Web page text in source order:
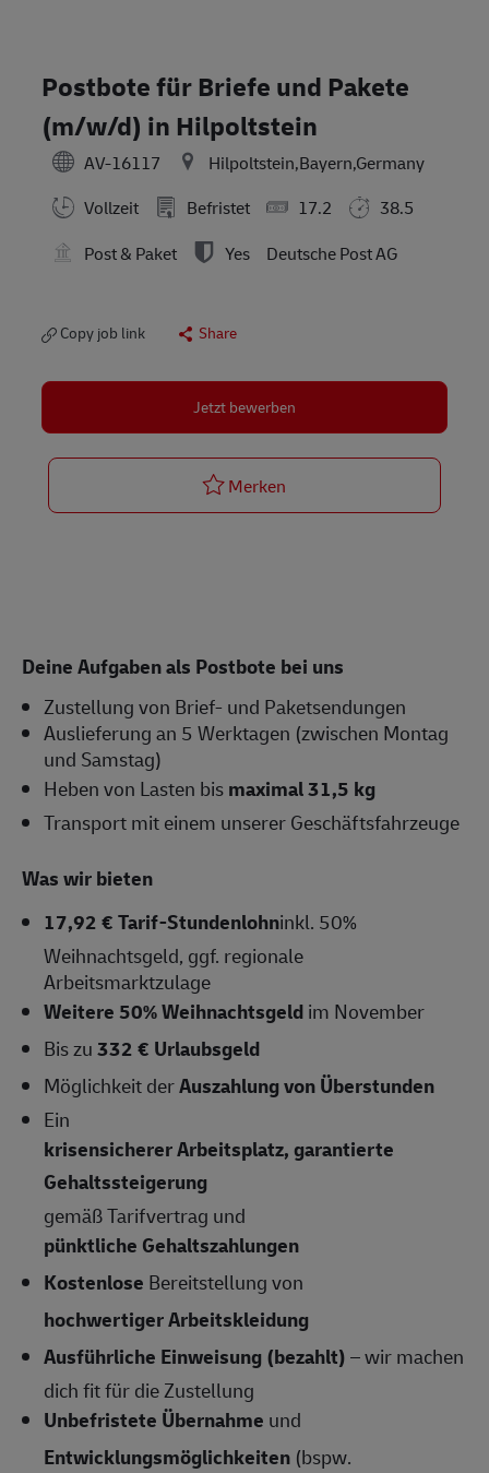
Postbote für Briefe und Pakete
(m/w/d) in Hilpoltstein
AV-16117
Hilpoltstein,Bayern,Germany
Vollzeit
Befristet 17.2
38.5
Post & Paket
Yes Deutsche Post AG
Copy job link Share
Jetzt bewerben
Merken
Deine Aufgaben als Postbote bei uns
Zustellung von Brief- und Paketsendungen
Auslieferung an 5 Werktagen (zwischen Montag
und Samstag)
Heben von Lasten bismaximal 31,5 kg
Transport mit einem unserer Geschäftsfahrzeuge
Was wir bieten
17,92 € Tarif-Stundenlohninkl. 50%
Weihnachtsgeld, ggf. regionale
Arbeitsmarktzulage
Weitere 50% Weihnachtsgeldim November
Bis zu332 € Urlaubsgeld
Möglichkeit derAuszahlung von Überstunden
Ein
krisensicherer Arbeitsplatz, garantierte
Gehaltssteigerung
gemäß Tarifvertrag und
pünktliche Gehaltszahlungen
Kostenlose Bereitstellung von
hochwertiger Arbeitskleidung
Ausführliche Einweisung (bezahlt)– wir machen
dich fit für die Zustellung
Unbefristete Übernahme und
Entwicklungsmöglichkeiten (bspw.